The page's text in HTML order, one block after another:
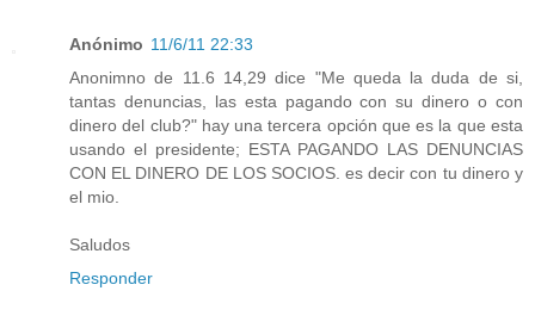
Anónimo 11/6/11 22:33
Anonimno de 11.6 14,29 dice "Me queda la duda de si,
tantas denuncias, las esta pagando con su dinero o con
dinero del club?" hay una tercera opción que es la que esta
usando el presidente; ESTA PAGANDO LAS DENUNCIAS
CON EL DINERO DE LOS SOCIOS. es decir con tu dinero y
el mio.
Saludos
Responder